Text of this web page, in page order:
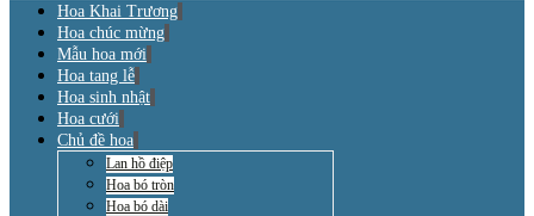
Hoa Khai Trương
Hoa chúc mừng
Mẫu hoa mới
Hoa tang lễ
Hoa sinh nhật
Hoa cưới
Chủ đề hoa
Lan hồ điệp
Hoa bó tròn
Hoa bó dài